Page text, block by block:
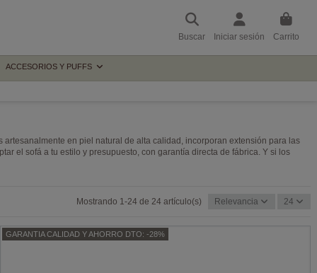
Buscar Iniciar sesión Carrito
ACCESORIOS Y PUFFS
en piel natural de alta calidad, incorporan extensión para las
el sofá a tu estilo y presupuesto, con garantía directa de fábrica. Y si los
Mostrando 1-24 de 24 artículo(s) Relevancia 24
GARANTIA CALIDAD Y AHORRO DTO: -28%